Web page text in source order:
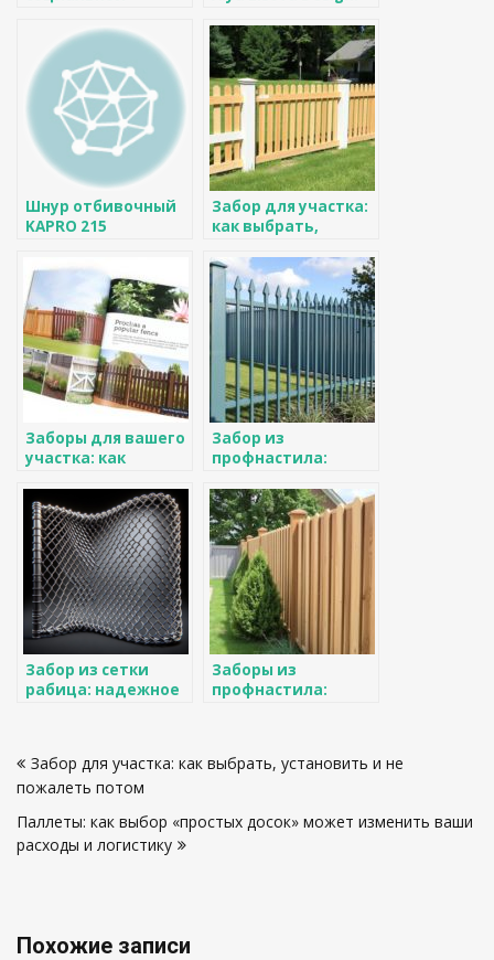
«однушки» и
уложились в
меньший бюджет
53 кв. м.
Шнур отбивочный
KAPRO 215
Забор для участка:
как выбрать,
пожалеть потом
Заборы для вашего
участка: как
идеальный
вариант
Забор из
профнастила:
решение для
вашего участка
Забор из сетки
рабица: надежное
Заборы из
профнастила:
знали
по
записям
Забор для участка: как выбрать, установить и не
пожалеть потом
Паллеты: как выбор «простых досок» может изменить ваши
расходы и логистику
Похожие записи